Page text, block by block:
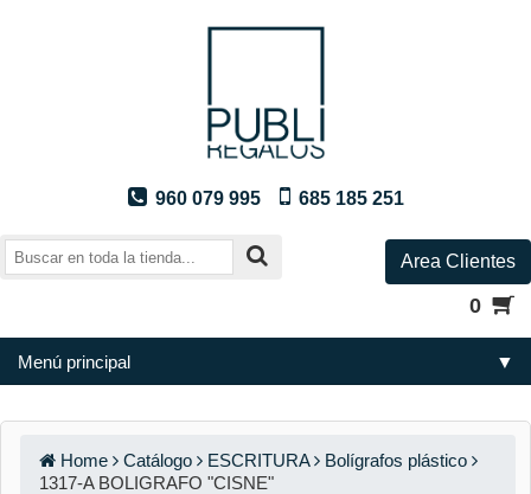
960 079 995 685 185 251
Area Clientes
0
Menú principal ▼
Home Catálogo ESCRITURA
Bolígrafos plástico
1317-A BOLIGRAFO "CISNE"